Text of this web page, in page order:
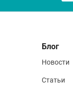
Блог
Новости
Статьи